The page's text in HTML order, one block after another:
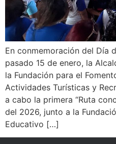
En conmemoración del Día
pasado 15 de enero, la
la Fundación para el
Actividades Turísticas y
a cabo la primera “Ruta
del 2026, junto a la
Educativo […]